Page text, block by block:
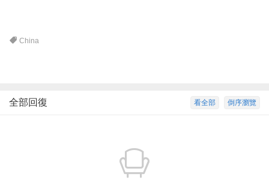
China
倒序瀏覽
看全部
全部回復